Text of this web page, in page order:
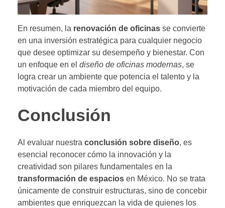
En resumen, la renovación de oficinas se convierte
en una inversión estratégica para cualquier negocio
que desee optimizar su desempeño y bienestar. Con
un enfoque en el diseño de oficinas modernas, se
logra crear un ambiente que potencia el talento y la
motivación de cada miembro del equipo.
Conclusión
Al evaluar nuestra conclusión sobre diseño, es
esencial reconocer cómo la innovación y la
creatividad son pilares fundamentales en la
transformación de espacios en México. No se trata
únicamente de construir estructuras, sino de concebir
ambientes que enriquezcan la vida de quienes los